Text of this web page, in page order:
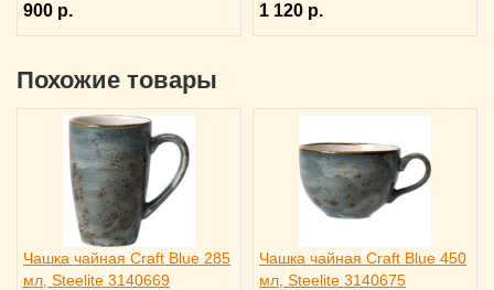
900 р. 1 120 р.
Похожие товары
Чашка чайная Craft Blue 285
мл, Steelite 3140669
Чашка чайная Craft Blue 450
мл, Steelite 3140675